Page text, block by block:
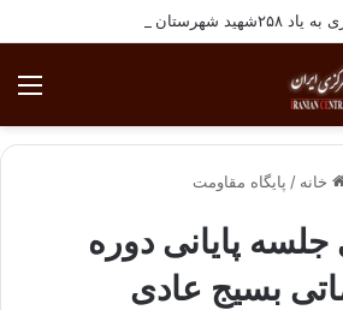
شهرستان بافق
خانه / پایگاه مقاومت
جلسه پایانی دوره
بسیج عادی